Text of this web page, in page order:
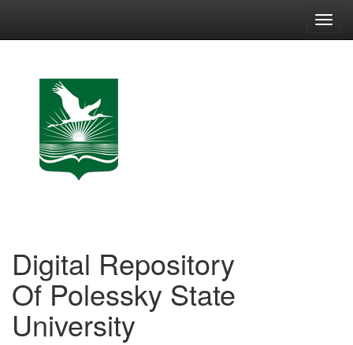
Digital Repository
Of Polessky State
University